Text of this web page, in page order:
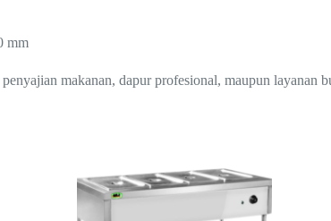
mm
makanan, dapur profesional, maupun layanan